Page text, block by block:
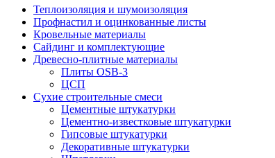
Теплоизоляция и шумоизоляция
Профнастил и оцинкованные листы
Кровельные материалы
Сайдинг и комплектующие
Древесно-плитные материалы
Плиты OSB-3
ЦСП
Сухие строительные смеси
Цементные штукатурки
Цементно-известковые штукатурки
Гипсовые штукатурки
Декоративные штукатурки